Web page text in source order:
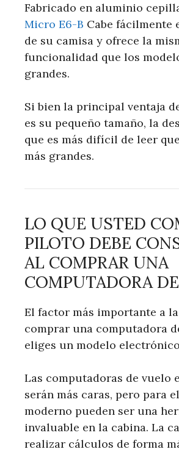
Fabricado en aluminio
Micro E6-B Cabe fácilmente
de su camisa y ofrece la
funcionalidad que los
grandes.
Si bien la principal ventaja
es su pequeño tamaño, la
que es más difícil de leer
más grandes.
LO QUE USTED
PILOTO DEBE
AL COMPRAR UNA
COMPUTADORA
El factor más importante a
comprar una computadora
eliges un modelo
Las computadoras de vuelo
serán más caras, pero para
moderno pueden ser una
invaluable en la cabina. La
realizar cálculos de forma